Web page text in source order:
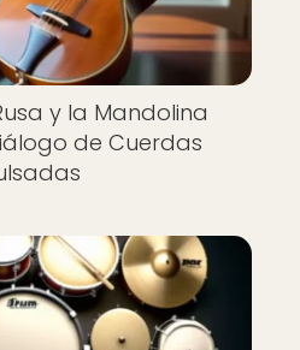
y la Mandolina
de Cuerdas